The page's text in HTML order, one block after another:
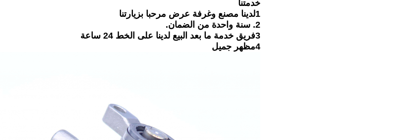
خدمتنا
1لدينا مصنع وغرفة عرض مرحبا بزيارتنا
2. سنة واحدة من الضمان.
3فريق خدمة ما بعد البيع لدينا على الخط 24 ساعة
4مظهر جميل